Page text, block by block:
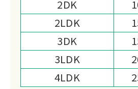
務めております。
2DK
2LDK
3DK
3LDK
4LDK